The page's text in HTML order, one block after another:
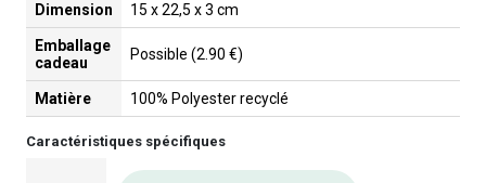
Dimension 15 x 22,5 x 3 cm
Emballage
cadeau
Possible (2.90 €)
Matière 100% Polyester recyclé
Caractéristiques spécifiques